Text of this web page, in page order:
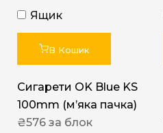
Ящик
В Кошик
Сигарети OK Blue KS
100mm (м’яка пачка)
₴576 за блок